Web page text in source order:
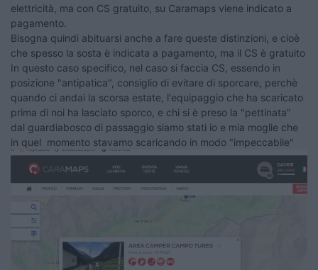
elettricità, ma con CS gratuito, su Caramaps viene indicato a
pagamento.
Bisogna quindi abituarsi anche a fare queste distinzioni, e cioè
che spesso la sosta è indicata a pagamento, ma il CS è gratuito
In questo caso specifico, nel caso si faccia CS, essendo in
posizione "antipatica", consiglio di evitare di sporcare, perchè
quando ci andai la scorsa estate, l'equipaggio che ha scaricato
prima di noi ha lasciato sporco, e chi si è preso la "pettinata"
dal guardiabosco di passaggio siamo stati io e mia moglie che
in quel momento stavamo scaricando in modo "impeccabile"